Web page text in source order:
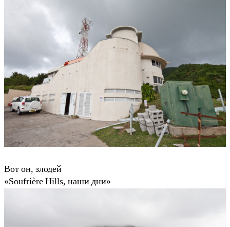
Вот он, злодей
«Soufrière Hills, наши дни»